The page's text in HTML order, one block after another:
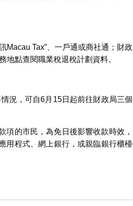
Macau Tax”、一戶通或商社通；財政
地點查閱職業稅退稅計劃資料。
況，可自6月15日起前往財政局三個
項的市民，為免日後影響收款時效，
用程式、網上銀行，或親臨銀行櫃檯